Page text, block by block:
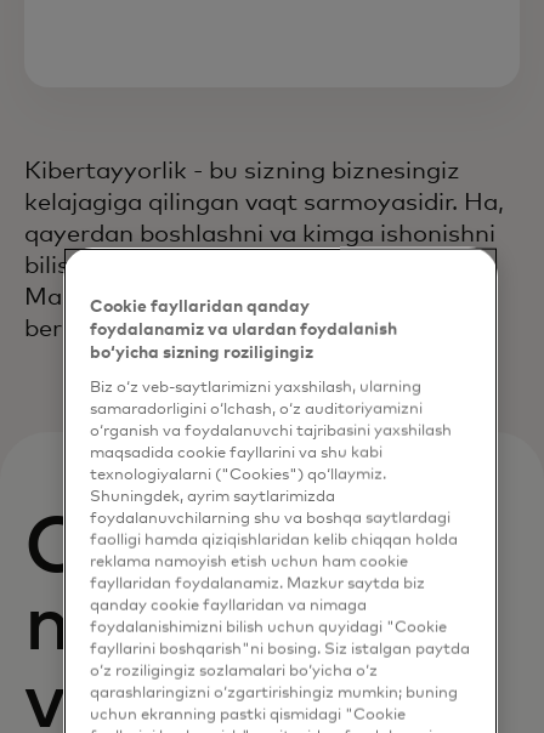
Kibertayyorlik - bu sizning biznesingiz
kelajagiga qilingan vaqt sarmoyasidir. Ha,
qayerdan boshlashni va kimga ishonishni
bilish qiyin bo'lishi mumkin, lekin
Mastercard Ishonch Markazi yordam
berish uchun shu yerda.
O‘quv
mazmuni va
vositalari
Cookie fayllaridan qanday
foydalanamiz va ulardan foydalanish
bo‘yicha sizning roziligingiz
Biz o‘z veb-saytlarimizni yaxshilash, ularning
samaradorligini o‘lchash, o‘z auditoriyamizni
o‘rganish va foydalanuvchi tajribasini yaxshilash
maqsadida cookie fayllarini va shu kabi
texnologiyalarni ("Cookies") qo‘llaymiz.
Shuningdek, ayrim saytlarimizda
foydalanuvchilarning shu va boshqa saytlardagi
faolligi hamda qiziqishlaridan kelib chiqqan holda
reklama namoyish etish uchun ham cookie
fayllaridan foydalanamiz. Mazkur saytda biz
qanday cookie fayllaridan va nimaga
foydalanishimizni bilish uchun quyidagi "Cookie
fayllarini boshqarish"ni bosing. Siz istalgan paytda
o‘z roziligingiz sozlamalari bo‘yicha o‘z
qarashlaringizni o‘zgartirishingiz mumkin; buning
uchun ekranning pastki qismidagi "Cookie